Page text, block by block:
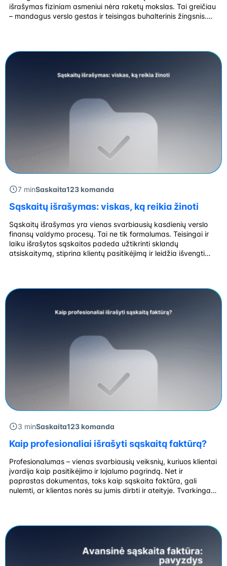
išrašymas fiziniam asmeniui nėra raketų mokslas. Tai greičiau
– mandagus verslo gestas ir teisingas buhalterinis žingsnis.
7 minSaskaita123 komanda
Sąskaitų išrašymas: viskas, ką reikia žinoti
Sąskaitų išrašymas yra vienas svarbiausių kasdienių verslo
finansų valdymo procesų. Tai ne tik formalumas. Teisingai ir
laiku išrašytos sąskaitos padeda užtikrinti sklandų
atsiskaitymą, stiprina klientų pasitikėjimą ir leidžia išvengti
paslaugų pardavimas būtų […]
3 minSaskaita123 komanda
Kaip profesionaliai išrašyti sąskaitą faktūrą?
Profesionalumas – vienas svarbiausių veiksnių, kuriuos klientai
įvardija kaip pasitikėjimo ir lojalumo pagrindą. Net ir
paprastas dokumentas, toks kaip sąskaita faktūra, gali
nulemti, ar klientas norės su jumis dirbti ir ateityje. Tvarkingai